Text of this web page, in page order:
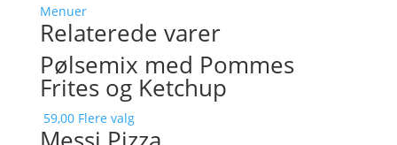
Menuer
Relaterede varer
Pølsemix med Pommes
Frites og Ketchup
59,00 Flere valg